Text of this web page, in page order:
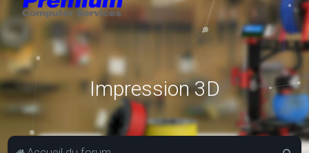
Impression 3D